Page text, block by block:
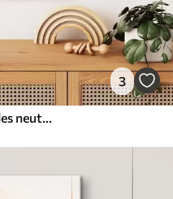
3
Reljeefsed ringid ja oksad soojades neutraalsetes toonides